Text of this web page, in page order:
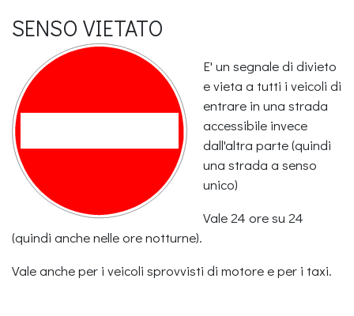
SENSO VIETATO
E' un segnale di divieto
e vieta a tutti i veicoli di
entrare in una strada
accessibile invece
dall'altra parte (quindi
una strada a senso
unico)
Vale 24 ore su 24
(quindi anche nelle ore notturne).
Vale anche per i veicoli sprovvisti di motore e per i taxi.